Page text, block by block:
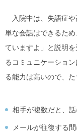
入院中は、失語症や
単な会話はできるた
ていますよ」と説明
るコミュニケーショ
る能力は高いので、
相手が複数だと、
メールが往復する